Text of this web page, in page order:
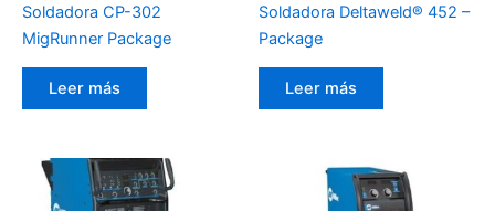
Soldadora CP-302
MigRunner Package
Leer más
Soldadora Deltaweld® 452 –
Package
Leer más